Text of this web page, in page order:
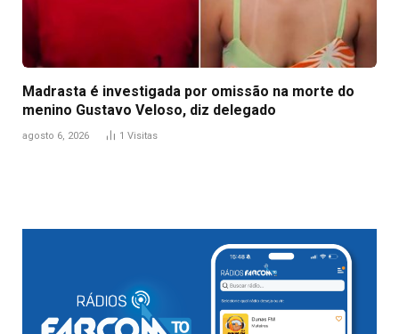
Madrasta é investigada por omissão na morte do
menino Gustavo Veloso, diz delegado
agosto 6, 2026 1 Visitas